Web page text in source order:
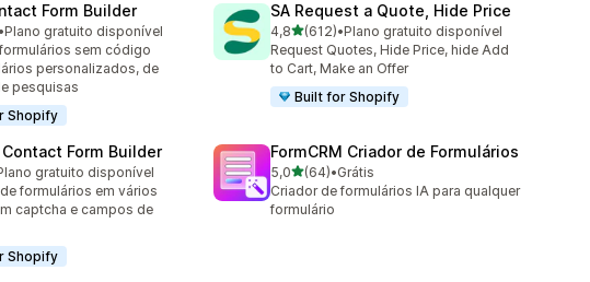
Form Builder
ao todo
•Plano gratuito disponível
sem código
personalizados, de
pesquisas
Shopify
SA Request a Quote, Hide Price
4,8de 5 estrelas
(612)
612 avaliações ao todo
•Plano gratuito disponível
Request Quotes, Hide Price, hide Add
to Cart, Make an Offer
Built for Shopify
Contact Form Builder
ao todo
gratuito disponível
formulários em vários
captcha e campos de
Shopify
FormCRM Criador de Formulários
5,0de 5 estrelas
(64)
64 avaliações ao todo
•Grátis
Criador de formulários IA para qualquer
formulário